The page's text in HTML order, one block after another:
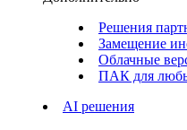
Решения
Замещение
Облачные
ПАК для
AI решения